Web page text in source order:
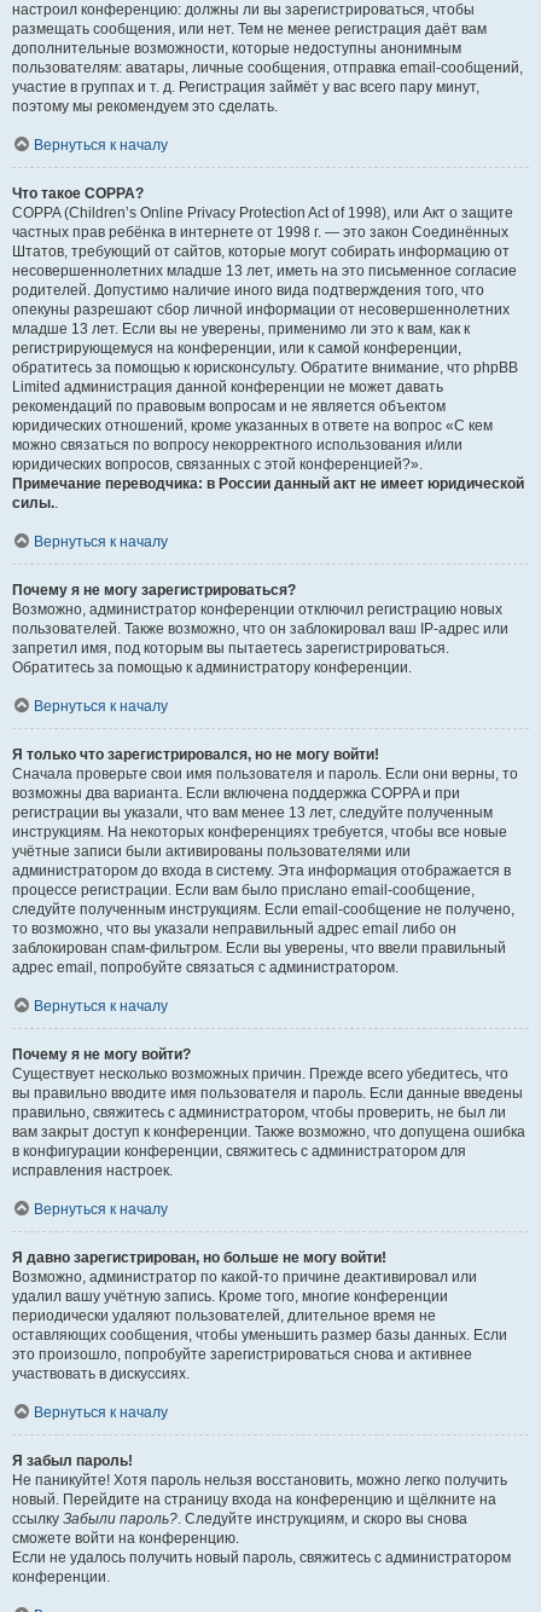
настроил конференцию: должны ли вы зарегистрироваться, чтобы
размещать сообщения, или нет. Тем не менее регистрация даёт вам
дополнительные возможности, которые недоступны анонимным
пользователям: аватары, личные сообщения, отправка email-сообщений,
участие в группах и т. д. Регистрация займёт у вас всего пару минут,
поэтому мы рекомендуем это сделать.
Вернуться к началу
Что такое COPPA?
COPPA (Children’s Online Privacy Protection Act of 1998), или Акт о защите
частных прав ребёнка в интернете от 1998 г. — это закон Соединённых
Штатов, требующий от сайтов, которые могут собирать информацию от
несовершеннолетних младше 13 лет, иметь на это письменное согласие
родителей. Допустимо наличие иного вида подтверждения того, что
опекуны разрешают сбор личной информации от несовершеннолетних
младше 13 лет. Если вы не уверены, применимо ли это к вам, как к
регистрирующемуся на конференции, или к самой конференции,
обратитесь за помощью к юрисконсульту. Обратите внимание, что phpBB
Limited администрация данной конференции не может давать
рекомендаций по правовым вопросам и не является объектом
юридических отношений, кроме указанных в ответе на вопрос «С кем
можно связаться по вопросу некорректного использования и/или
юридических вопросов, связанных с этой конференцией?».
Примечание переводчика: в России данный акт не имеет юридической
силы..
Вернуться к началу
Почему я не могу зарегистрироваться?
Возможно, администратор конференции отключил регистрацию новых
пользователей. Также возможно, что он заблокировал ваш IP-адрес или
запретил имя, под которым вы пытаетесь зарегистрироваться.
Обратитесь за помощью к администратору конференции.
Вернуться к началу
Я только что зарегистрировался, но не могу войти!
Сначала проверьте свои имя пользователя и пароль. Если они верны, то
возможны два варианта. Если включена поддержка COPPA и при
регистрации вы указали, что вам менее 13 лет, следуйте полученным
инструкциям. На некоторых конференциях требуется, чтобы все новые
учётные записи были активированы пользователями или
администратором до входа в систему. Эта информация отображается в
процессе регистрации. Если вам было прислано email-сообщение,
следуйте полученным инструкциям. Если email-сообщение не получено,
то возможно, что вы указали неправильный адрес email либо он
заблокирован спам-фильтром. Если вы уверены, что ввели правильный
адрес email, попробуйте связаться с администратором.
Вернуться к началу
Почему я не могу войти?
Существует несколько возможных причин. Прежде всего убедитесь, что
вы правильно вводите имя пользователя и пароль. Если данные введены
правильно, свяжитесь с администратором, чтобы проверить, не был ли
вам закрыт доступ к конференции. Также возможно, что допущена ошибка
в конфигурации конференции, свяжитесь с администратором для
исправления настроек.
Вернуться к началу
Я давно зарегистрирован, но больше не могу войти!
Возможно, администратор по какой-то причине деактивировал или
удалил вашу учётную запись. Кроме того, многие конференции
периодически удаляют пользователей, длительное время не
оставляющих сообщения, чтобы уменьшить размер базы данных. Если
это произошло, попробуйте зарегистрироваться снова и активнее
участвовать в дискуссиях.
Вернуться к началу
Я забыл пароль!
Не паникуйте! Хотя пароль нельзя восстановить, можно легко получить
новый. Перейдите на страницу входа на конференцию и щёлкните на
ссылку Забыли пароль?. Следуйте инструкциям, и скоро вы снова
сможете войти на конференцию.
Если не удалось получить новый пароль, свяжитесь с администратором
конференции.